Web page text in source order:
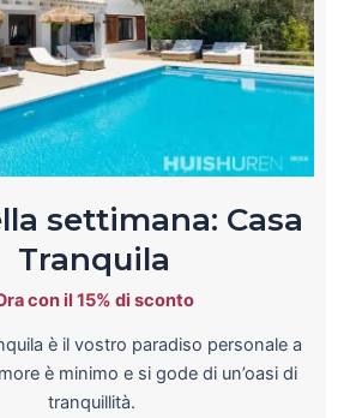
settimana: Casa
Tranquila
con il 15% di sconto
è il vostro paradiso personale a
è minimo e si gode di un’oasi di
tranquillità.